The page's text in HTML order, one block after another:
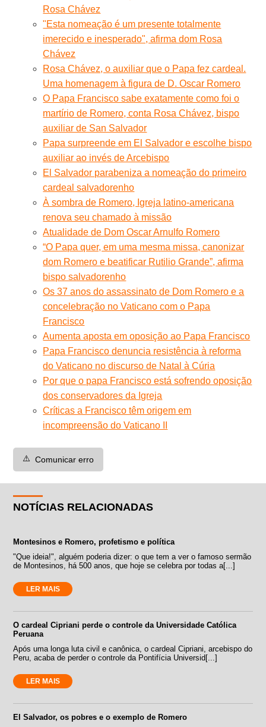
Rosa Chávez
"Esta nomeação é um presente totalmente
imerecido e inesperado", afirma dom Rosa
Chávez
Rosa Chávez, o auxiliar que o Papa fez cardeal.
Uma homenagem à figura de D. Oscar Romero
O Papa Francisco sabe exatamente como foi o
martírio de Romero, conta Rosa Chávez, bispo
auxiliar de San Salvador
Papa surpreende em El Salvador e escolhe bispo
auxiliar ao invés de Arcebispo
El Salvador parabeniza a nomeação do primeiro
cardeal salvadorenho
À sombra de Romero, Igreja latino-americana
renova seu chamado à missão
Atualidade de Dom Oscar Arnulfo Romero
“O Papa quer, em uma mesma missa, canonizar
dom Romero e beatificar Rutilio Grande”, afirma
bispo salvadorenho
Os 37 anos do assassinato de Dom Romero e a
concelebração no Vaticano com o Papa
Francisco
Aumenta aposta em oposição ao Papa Francisco
Papa Francisco denuncia resistência à reforma
do Vaticano no discurso de Natal à Cúria
Por que o papa Francisco está sofrendo oposição
dos conservadores da Igreja
Críticas a Francisco têm origem em
incompreensão do Vaticano II
⚠️ Comunicar erro
NOTÍCIAS RELACIONADAS
Montesinos e Romero, profetismo e política
"Que ideia!", alguém poderia dizer: o que tem a ver o famoso sermão
de Montesinos, há 500 anos, que hoje se celebra por todas a[...]
LER MAIS
O cardeal Cipriani perde o controle da Universidade Católica
Peruana
Após uma longa luta civil e canônica, o cardeal Cipriani, arcebispo do
Peru, acaba de perder o controle da Pontifícia Universid[...]
LER MAIS
El Salvador, os pobres e o exemplo de Romero